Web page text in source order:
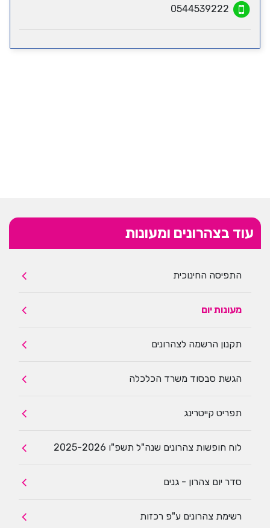
0544539222
עוד בצהרונים ומעונות
התפיסה החינוכית
מעונות יום
תקנון הרשמה לצהרונים
הגשת סבסוד משרד הכלכלה
תפריט קייטרינג
לוח חופשות צהרונים שנה"ל תשפ"ו 2025-2026
סדר יום צהרון - גנים
רשימת צהרונים ע"פ רכזות